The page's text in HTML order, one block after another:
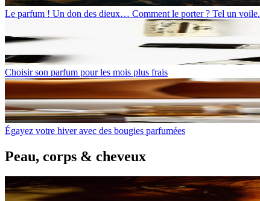
Le parfum ! Un don des dieux… Comment le porter ? Tel un voile.
Choisir son parfum pour les mois plus frais
Égayez votre hiver avec des bougies parfumées
Peau, corps & cheveux